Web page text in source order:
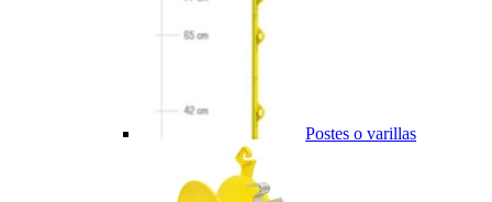
Postes o varillas